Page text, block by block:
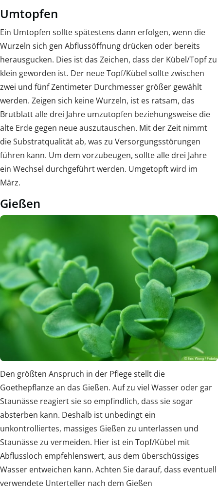
Umtopfen
Ein Umtopfen sollte spätestens dann erfolgen, wenn die
Wurzeln sich gen Abflussöffnung drücken oder bereits
herausgucken. Dies ist das Zeichen, dass der Kübel/Topf zu
klein geworden ist. Der neue Topf/Kübel sollte zwischen
zwei und fünf Zentimeter Durchmesser größer gewählt
werden. Zeigen sich keine Wurzeln, ist es ratsam, das
Brutblatt alle drei Jahre umzutopfen beziehungsweise die
alte Erde gegen neue auszutauschen. Mit der Zeit nimmt
die Substratqualität ab, was zu Versorgungsstörungen
führen kann. Um dem vorzubeugen, sollte alle drei Jahre
ein Wechsel durchgeführt werden. Umgetopft wird im
März.
Gießen
Den größten Anspruch in der Pflege stellt die
Goethepflanze an das Gießen. Auf zu viel Wasser oder gar
Staunässe reagiert sie so empfindlich, dass sie sogar
absterben kann. Deshalb ist unbedingt ein
unkontrolliertes, massiges Gießen zu unterlassen und
Staunässe zu vermeiden. Hier ist ein Topf/Kübel mit
Abflussloch empfehlenswert, aus dem überschüssiges
Wasser entweichen kann. Achten Sie darauf, dass eventuell
verwendete Unterteller nach dem Gießen